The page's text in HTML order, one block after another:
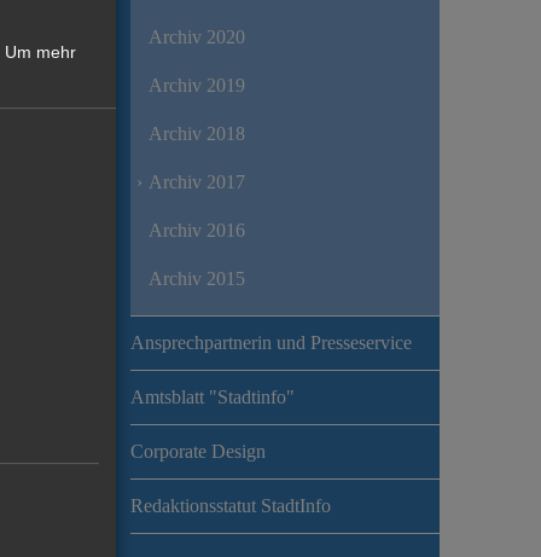
Archiv 2020
Archiv 2019
Archiv 2018
Archiv 2017
Archiv 2016
Archiv 2015
Ansprechpartnerin und Presseservice
Amtsblatt "Stadtinfo"
Corporate Design
Redaktionsstatut StadtInfo
Um mehr